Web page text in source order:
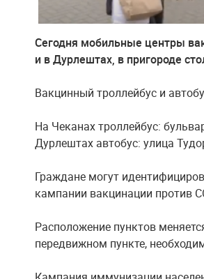
Сегодня мобильные центры
и в Дурлештах, в пригороде
Вакцинный троллейбус и
На Чеканах троллейбус:
Дурлештах автобус: улица
Граждане могут
кампании вакцинации против
Расположение пунктов
передвижном пункте,